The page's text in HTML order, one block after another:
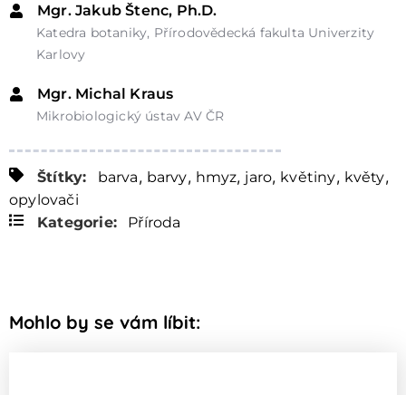
Mgr. Jakub Štenc, Ph.D.
Katedra botaniky, Přírodovědecká fakulta Univerzity
Karlovy
Mgr. Michal Kraus
Mikrobiologický ústav AV ČR
Štítky: barva, barvy, hmyz, jaro, květiny, květy,
opylovači
Kategorie:
Příroda
Mohlo by se vám líbit: